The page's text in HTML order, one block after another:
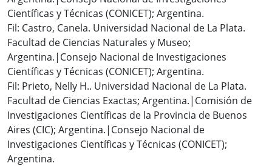
Científicas y Técnicas (CONICET); Argentina.
Fil: Castro, Canela. Universidad Nacional de La Plata.
Facultad de Ciencias Naturales y Museo;
Argentina.|Consejo Nacional de Investigaciones
Científicas y Técnicas (CONICET); Argentina.
Fil: Prieto, Nelly H.. Universidad Nacional de La Plata.
Facultad de Ciencias Exactas; Argentina.|Comisión de
Investigaciones Científicas de la Provincia de Buenos
Aires (CIC); Argentina.|Consejo Nacional de
Investigaciones Científicas y Técnicas (CONICET);
Argentina.